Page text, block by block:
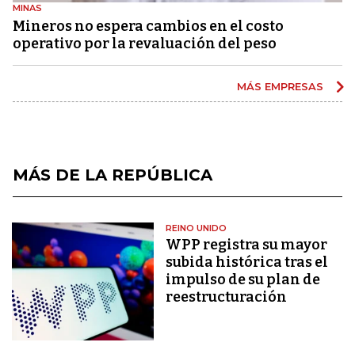
MINAS
Mineros no espera cambios en el costo
operativo por la revaluación del peso
MÁS EMPRESAS
MÁS DE LA REPÚBLICA
REINO UNIDO
WPP registra su mayor
subida histórica tras el
impulso de su plan de
reestructuración